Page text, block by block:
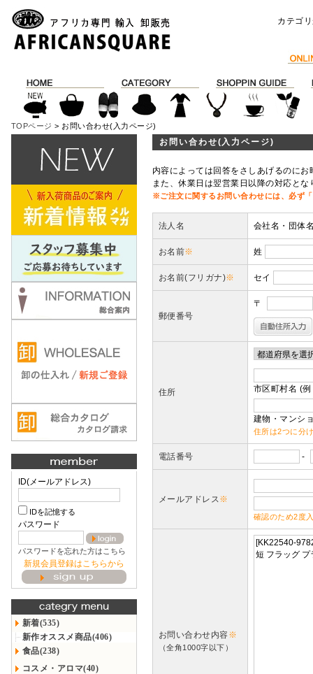
カテゴ
TOPページ > お問い合わせ(入力ページ)
ID(メールアドレス)
IDを記憶する
パスワード
パスワードを忘れた方はこちら
新規会員登録はこちらから
新着(535)
新作オススメ商品(406)
食品(238)
コスメ・アロマ(40)
お問い合わせ(入力ページ)
内容によっては回答をさしあげるのに
また、休業日は翌営業日以降の対応と
※ご注文に関するお問い合わせには、必ず
法人名 会社名・団体
お名前※ 姓
お名前(フリガナ)※ セイ
郵便番号
〒
住所 市区町村名 (
建物・マンシ
住所は2つに分
電話番号 -
メールアドレス※
確認のため2度
お問い合わせ内容※
（全角1000字以下）